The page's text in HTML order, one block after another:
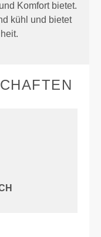
Komfort bietet.
kühl und bietet